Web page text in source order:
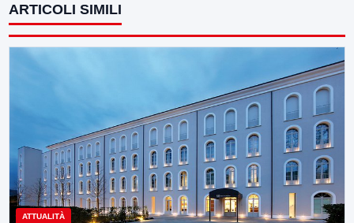
ARTICOLI SIMILI
ATTUALITÀ